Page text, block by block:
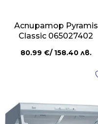
Аспиратор Pyramis
Classic 065027402
80.99 €/ 158.40 лв.